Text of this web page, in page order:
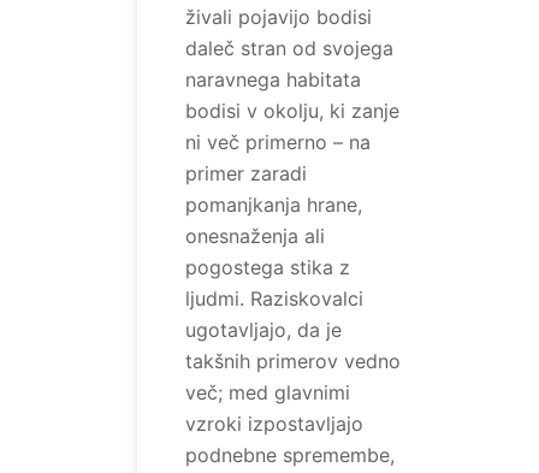
živali pojavijo bodisi
daleč stran od svojega
naravnega habitata
bodisi v okolju, ki zanje
ni več primerno – na
primer zaradi
pomanjkanja hrane,
onesnaženja ali
pogostega stika z
ljudmi. Raziskovalci
ugotavljajo, da je
takšnih primerov vedno
več; med glavnimi
vzroki izpostavljajo
podnebne spremembe,